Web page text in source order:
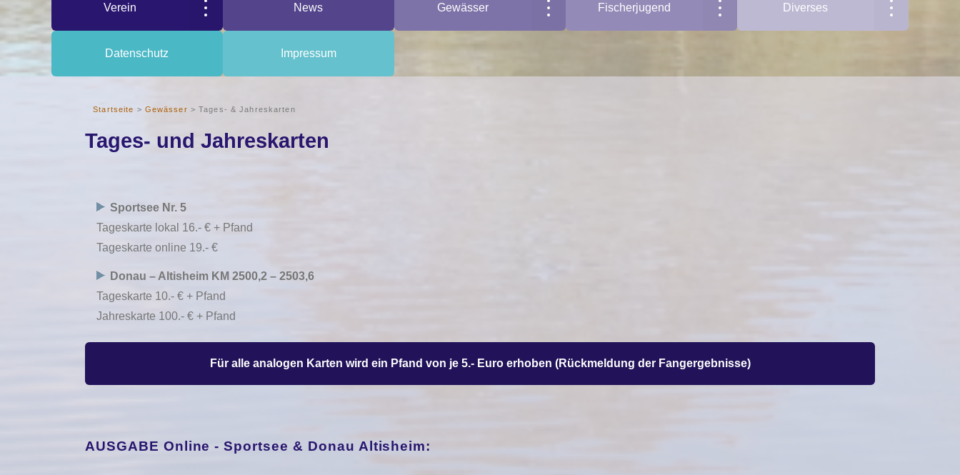
Verein News Gewässer Fischerjugend Diverses
Datenschutz Impressum
Startseite > Gewässer >Tages- & Jahreskarten
Tages- und Jahreskarten
Sportsee Nr. 5
Tageskarte lokal 16.- € + Pfand
Tageskarte online 19.- €
Donau – Altisheim KM 2500,2 – 2503,6
Tageskarte 10.- € + Pfand
Jahreskarte 100.- € + Pfand
Für alle analogen Karten wird ein Pfand von je 5.- Euro erhoben (Rückmeldung der Fangergebnisse)
AUSGABE Online - Sportsee & Donau Altisheim: